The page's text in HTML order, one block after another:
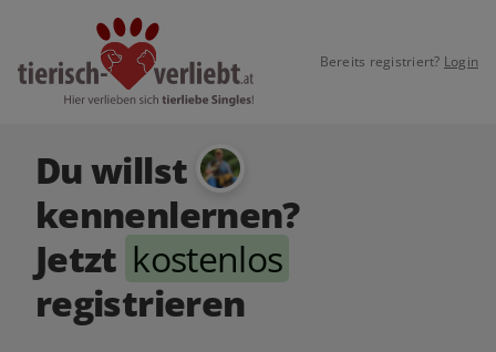
Bereits registriert? Login
Du willst
kennenlernen?
Jetzt kostenlos
registrieren